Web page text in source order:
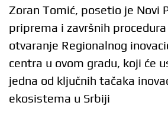
Zoran Tomić, posetio je Novi
priprema i završnih
otvaranje Regionalnog
centra u ovom gradu, koji će
jedna od ključnih tačaka
ekosistema u Srbiji